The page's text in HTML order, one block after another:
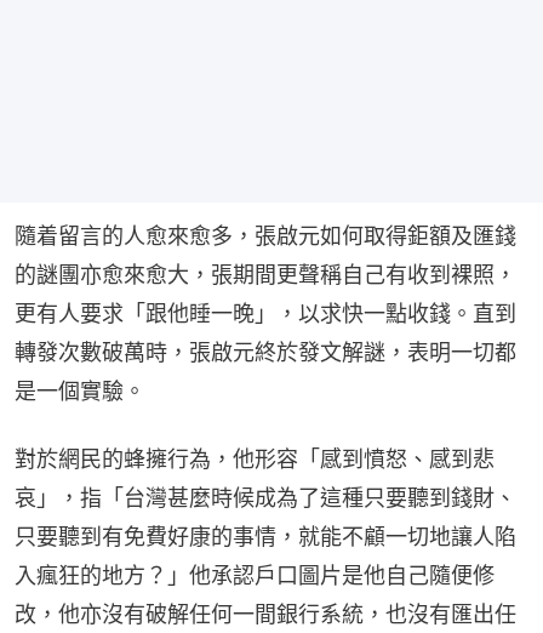
隨着留言的人愈來愈多，張啟元如何取得鉅額及匯錢
的謎團亦愈來愈大，張期間更聲稱自己有收到裸照，
更有人要求「跟他睡一晚」，以求快一點收錢。直到
轉發次數破萬時，張啟元終於發文解謎，表明一切都
是一個實驗。
對於網民的蜂擁行為，他形容「感到憤怒、感到悲
哀」，指「台灣甚麼時候成為了這種只要聽到錢財、
只要聽到有免費好康的事情，就能不顧一切地讓人陷
入瘋狂的地方？」他承認戶口圖片是他自己隨便修
改，他亦沒有破解任何一間銀行系統，也沒有匯出任